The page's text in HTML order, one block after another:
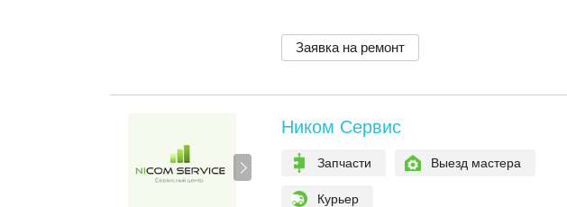
Заявка на ремонт
Ником Сервис
Запчасти Выезд мастера
Курьер